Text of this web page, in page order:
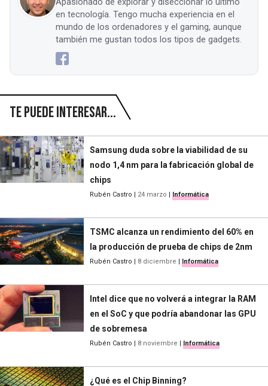
Apasionado de explorar y diseccionar lo último
en tecnología. Tengo mucha experiencia en el
mundo de los ordenadores y el gaming, aunque
también me gustan todos los tipos de gadgets.
Te puede interesar...
Samsung duda sobre la viabilidad de su
nodo 1,4 nm para la fabricación global de
chips
Rubén Castro | 24 marzo | Informática
TSMC alcanza un rendimiento del 60% en
la producción de prueba de chips de 2nm
Rubén Castro | 8 diciembre | Informática
Intel dice que no volverá a integrar la RAM
en el SoC y que podría abandonar las GPU
de sobremesa
Rubén Castro | 8 noviembre | Informática
¿Qué es el Chip Binning?